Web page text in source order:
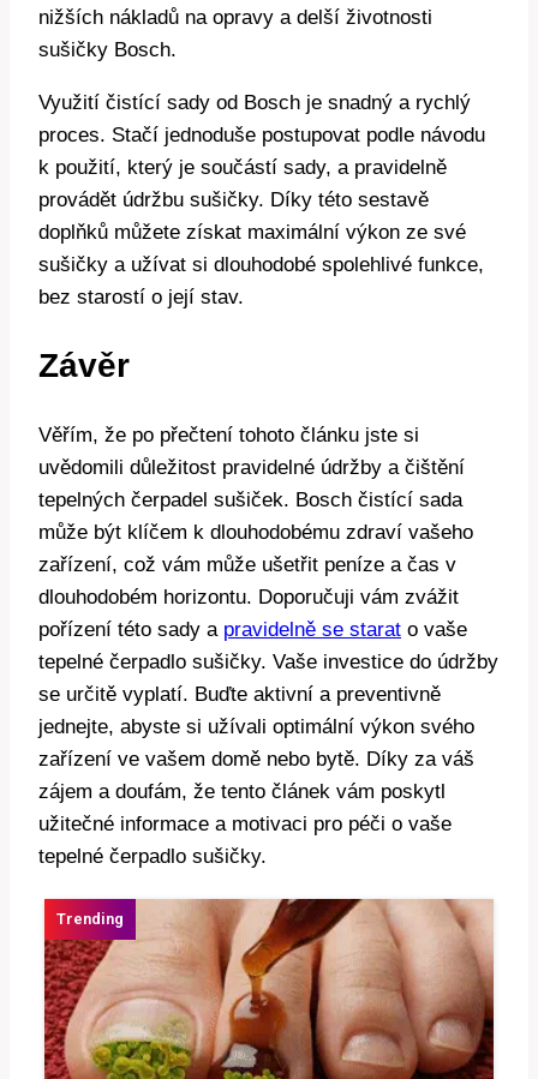
nižších‍ nákladů na opravy a delší životnosti
sušičky Bosch.
Využití čistící sady​ od Bosch je snadný a‍ rychlý
proces. Stačí jednoduše postupovat podle ‍návodu
k použití, který je součástí sady, a pravidelně
provádět⁣ údržbu sušičky. Díky této sestavě ​
doplňků můžete získat maximální výkon ze své
sušičky​ a užívat si dlouhodobé‌ spolehlivé funkce,
bez starostí o její ⁣stav.
Závěr
Věřím, že po přečtení tohoto ⁢článku jste si
uvědomili důležitost pravidelné údržby a čištění
tepelných čerpadel sušiček. Bosch čistící sada
může být klíčem k dlouhodobému zdraví vašeho
zařízení, což vám může⁢ ušetřit peníze​ a čas v
dlouhodobém horizontu.⁢ Doporučuji vám zvážit
pořízení této sady ⁤a pravidelně se starat o⁤ vaše⁤
tepelné čerpadlo sušičky. Vaše investice do údržby
se určitě vyplatí. Buďte aktivní a preventivně‍
jednejte, abyste si užívali optimální výkon svého
zařízení ​ve vašem ⁤domě nebo bytě. Díky⁤ za váš⁢
zájem a doufám, že tento článek vám poskytl​
užitečné informace a motivaci pro péči o vaše⁣
tepelné ‍čerpadlo ‌sušičky.